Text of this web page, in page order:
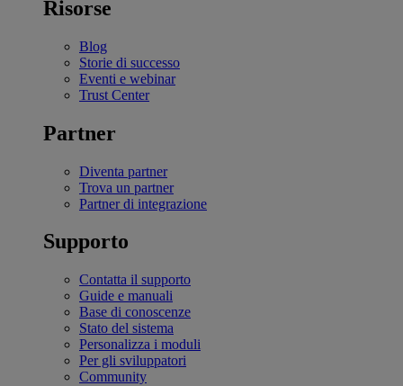
Risorse
Blog
Storie di successo
Eventi e webinar
Trust Center
Partner
Diventa partner
Trova un partner
Partner di integrazione
Supporto
Contatta il supporto
Guide e manuali
Base di conoscenze
Stato del sistema
Personalizza i moduli
Per gli sviluppatori
Community